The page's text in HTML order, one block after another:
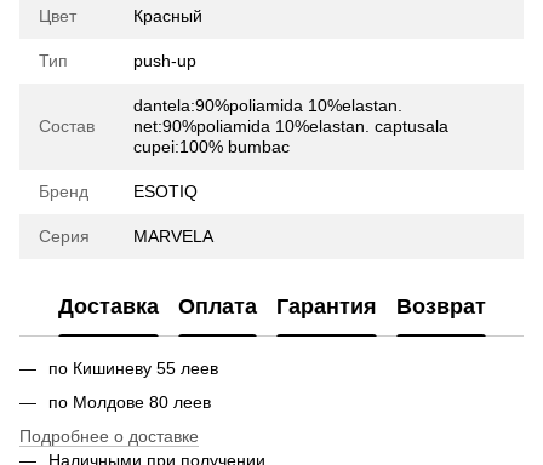
Цвет Красный
Тип push-up
Состав
dantela:90%poliamida 10%elastan.
net:90%poliamida 10%elastan. captusala
cupei:100% bumbac
Бренд ESOTIQ
Серия MARVELA
Доставка Оплата Гарантия Возврат
по Кишиневу 55 леев
по Молдове 80 леев
Подробнее о доставке
Наличными при получении